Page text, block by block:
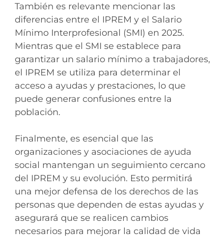
También es relevante mencionar las
diferencias entre el IPREM y el Salario
Mínimo Interprofesional (SMI) en 2025.
Mientras que el SMI se establece para
garantizar un salario mínimo a trabajadores,
el IPREM se utiliza para determinar el
acceso a ayudas y prestaciones, lo que
puede generar confusiones entre la
población.
Finalmente, es esencial que las
organizaciones y asociaciones de ayuda
social mantengan un seguimiento cercano
del IPREM y su evolución. Esto permitirá
una mejor defensa de los derechos de las
personas que dependen de estas ayudas y
asegurará que se realicen cambios
necesarios para mejorar la calidad de vida